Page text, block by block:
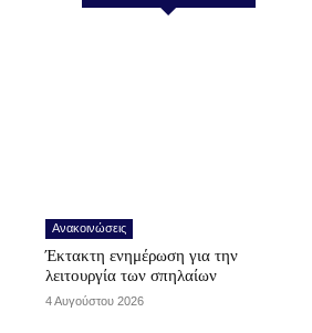
Ανακοινώσεις
Έκτακτη ενημέρωση για την
λειτουργία των σπηλαίων
4 Αυγούστου 2026